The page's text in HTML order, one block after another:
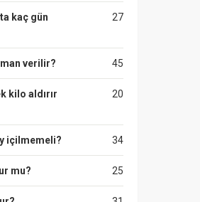
27
kaç gün
45
verilir?
20
kilo aldırır
34
içilmemeli?
25
mu?